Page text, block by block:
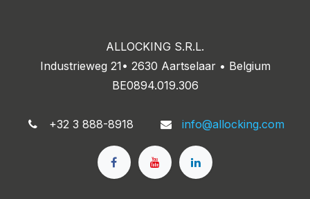
ALLOCKING S.R.L.
Industrieweg 21• 2630 Aartselaar • Belgium
BE0894.019.306
+32 3 888-8918 info@allocking.com